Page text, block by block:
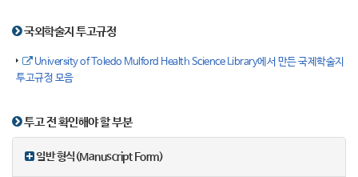
국외학술지 투고규정
University of Toledo Mulford Health Science Library에서 만든 국제학술지
투고규정 모음
투고 전 확인해야 할 부분
일반 형식(Manuscript Form)